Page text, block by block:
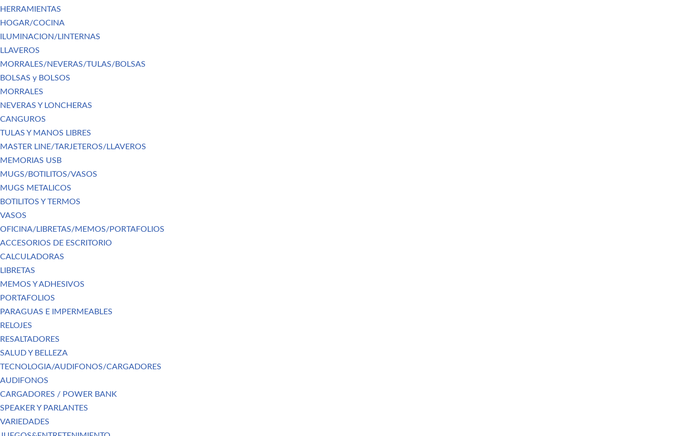
HERRAMIENTAS
HOGAR/COCINA
ILUMINACION/LINTERNAS
LLAVEROS
MORRALES/NEVERAS/TULAS/BOLSAS
BOLSAS y BOLSOS
MORRALES
NEVERAS Y LONCHERAS
CANGUROS
TULAS Y MANOS LIBRES
MASTER LINE/TARJETEROS/LLAVEROS
MEMORIAS USB
MUGS/BOTILITOS/VASOS
MUGS METALICOS
BOTILITOS Y TERMOS
VASOS
OFICINA/LIBRETAS/MEMOS/PORTAFOLIOS
ACCESORIOS DE ESCRITORIO
CALCULADORAS
LIBRETAS
MEMOS Y ADHESIVOS
PORTAFOLIOS
PARAGUAS E IMPERMEABLES
RELOJES
RESALTADORES
SALUD Y BELLEZA
TECNOLOGIA/AUDIFONOS/CARGADORES
AUDIFONOS
CARGADORES / POWER BANK
SPEAKER Y PARLANTES
VARIEDADES